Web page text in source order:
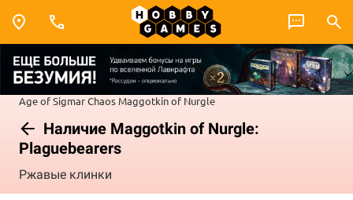
Age of SigmarChaos Maggotkin of Nurgle
Наличие Maggotkin of Nurgle:
Plaguebearers
Ржавые клинки